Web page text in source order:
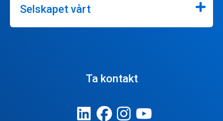
Selskapet vårt
Ta kontakt